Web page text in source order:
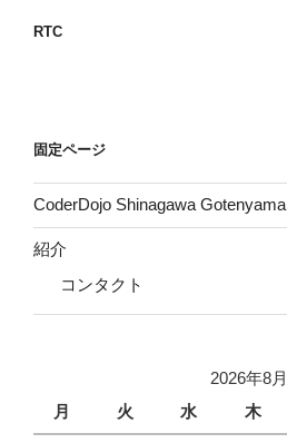
RTC
固定ページ
CoderDojo Shinagawa Gotenyama
紹介
コンタクト
2026年8月
月
火 水 木